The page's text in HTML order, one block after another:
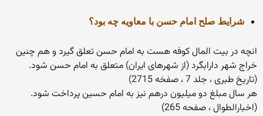
شرایط صلح امام حسن با معاویه چه بود؟
انچه در بیت المال کوفه هست به امام حسن تعلق گیرد و هم چنین
خراج شهر دارابگرد (از شهرهای ایران) متعلق به امام حسن شود.
(تاریخ طبری ، جلد 7 ، صفخه 2715)
هر سال مبلغ دو میلیون درهم نیز به امام حسین پرداخت شود.
(اخبارالطوال ، صفحه 265)